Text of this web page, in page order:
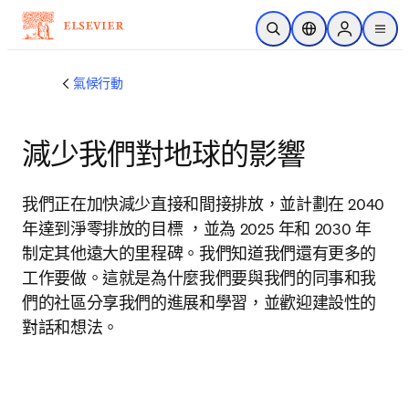
跳到主要內容
公開搜尋位置選擇器Sign in to
menu
氣候行動
減少我們對地球的影響
我們正在加快減少直接和間接排放，並計劃在 2040
年達到淨零排放的目標 ，並為 2025 年和 2030 年
制定其他遠大的里程碑。我們知道我們還有更多的
工作要做。這就是為什麼我們要與我們的同事和我
們的社區分享我們的進展和學習，並歡迎建設性的
對話和想法。